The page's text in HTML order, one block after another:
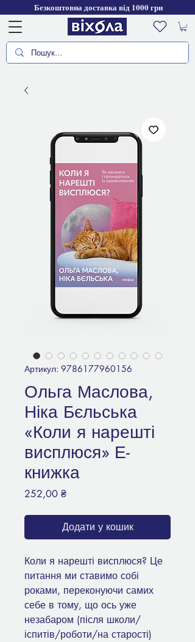
Безкоштовна доставка від 1000 грн
Артикул: 9786177960156
Ольга Маслова,
Ніка Бєльська
«Коли я нарешті
висплюся» Е-
книжка
252,00 ₴Ціна
Додати у кошик
Коли я нарешті висплюся? Це
питання ми ставимо собі
роками, переконуючи самих
себе в тому, що ось уже
незабаром ­(після школи/
іспитів/роботи/на старості)